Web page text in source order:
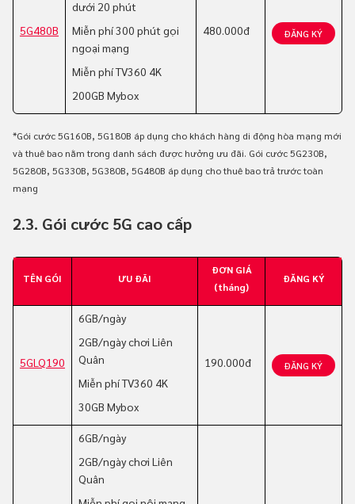
5G480B
dưới 20 phút
Miễn phí 300 phút gọi
ngoại mạng
Miễn phí TV360 4K
200GB Mybox
480.000đ ĐĂNG KÝ
*Gói cước 5G160B, 5G180B áp dụng cho khách hàng di động hòa mạng mới
và thuê bao nằm trong danh sách được hưởng ưu đãi. Gói cước 5G230B,
5G280B, 5G330B, 5G380B, 5G480B áp dụng cho thuê bao trả trước toàn
mạng
2.3. Gói cước 5G cao cấp
TÊN GÓI ƯU ĐÃI
ĐƠN GIÁ
(tháng)
ĐĂNG KÝ
5GLQ190
6GB/ngày
2GB/ngày chơi Liên
Quân
Miễn phí TV360 4K
30GB Mybox
190.000đ ĐĂNG KÝ
6GB/ngày
2GB/ngày chơi Liên
Quân